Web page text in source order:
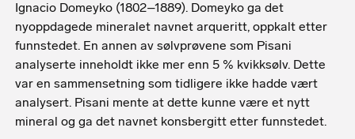
Ignacio Domeyko (1802–1889). Domeyko ga det
nyoppdagede mineralet navnet arqueritt, oppkalt etter
funnstedet. En annen av sølvprøvene som Pisani
analyserte inneholdt ikke mer enn 5 % kvikksølv. Dette
var en sammensetning som tidligere ikke hadde vært
analysert. Pisani mente at dette kunne være et nytt
mineral og ga det navnet konsbergitt etter funnstedet.